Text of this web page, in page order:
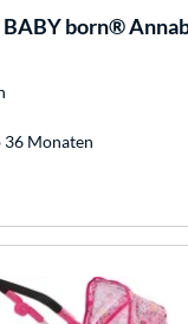
BABY born®
36 Monaten